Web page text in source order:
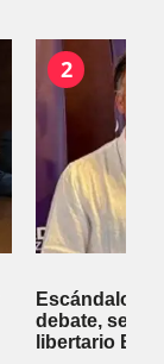
2
Escándalo
debate, se
libertario